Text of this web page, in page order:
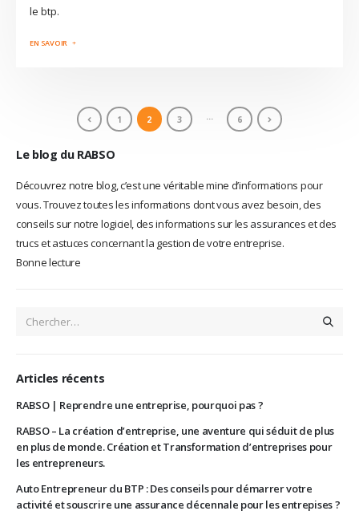
le btp.
1 2 3 6
Le blog du RABSO
Découvrez notre blog, c’est une véritable mine d’informations pour
vous. Trouvez toutes les informations dont vous avez besoin, des
conseils sur notre logiciel, des informations sur les assuranceset des
trucs et astuces concernant la gestion de votre entreprise.
Bonne lecture
Articles récents
RABSO | Reprendre une entreprise, pourquoi pas ?
RABSO – La création d’entreprise, une aventure qui séduit de plus
en plus de monde. Création et Transformation d’entreprises pour
les entrepreneurs.
Auto Entrepreneur du BTP : Des conseils pour démarrer votre
activité et souscrire une assurance décennale pour les entrepises ?